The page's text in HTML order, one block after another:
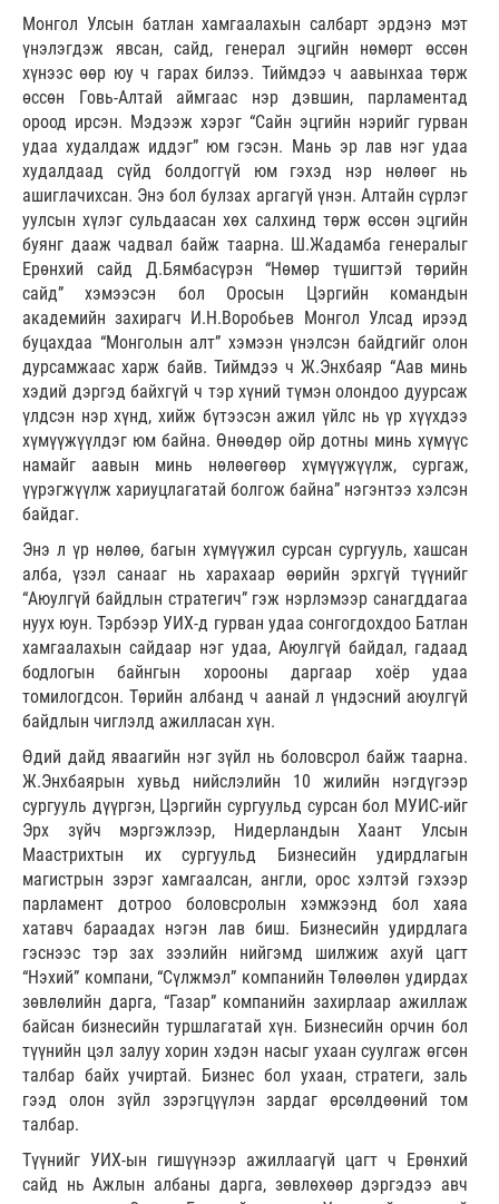
Монгол Улсын батлан хамгаалахын салбарт эрдэнэ мэт
үнэлэгдэж явсан, сайд, генерал эцгийн нөмөрт өссөн
хүнээс өөр юу ч гарах билээ. Тиймдээ ч аавынхаа төрж
өссөн Говь-Алтай аймгаас нэр дэвшин, парламентад
ороод ирсэн. Мэдээж хэрэг “Сайн эцгийн нэрийг гурван
удаа худалдаж иддэг” юм гэсэн. Мань эр лав нэг удаа
худалдаад сүйд болдоггүй юм гэхэд нэр нөлөөг нь
ашиглачихсан. Энэ бол булзах аргагүй үнэн. Алтайн сүрлэг
уулсын хүлэг сульдаасан хөх салхинд төрж өссөн эцгийн
буянг дааж чадвал байж таарна. Ш.Жадамба генералыг
Ерөнхий сайд Д.Бямбасүрэн “Нөмөр түшигтэй төрийн
сайд” хэмээсэн бол Оросын Цэргийн командын
академийн захирагч И.Н.Воробьев Монгол Улсад ирээд
буцахдаа “Монголын алт” хэмээн үнэлсэн байдгийг олон
дурсамжаас харж байв. Тиймдээ ч Ж.Энхбаяр “Аав минь
хэдий дэргэд байхгүй ч тэр хүний түмэн олондоо дуурсаж
үлдсэн нэр хүнд, хийж бүтээсэн ажил үйлс нь үр хүүхдээ
хүмүүжүүлдэг юм байна. Өнөөдөр ойр дотны минь хүмүүс
намайг аавын минь нөлөөгөөр хүмүүжүүлж, сургаж,
үүрэгжүүлж хариуцлагатай болгож байна” нэгэнтээ хэлсэн
байдаг.
Энэ л үр нөлөө, багын хүмүүжил сурсан сургууль, хашсан
алба, үзэл санааг нь харахаар өөрийн эрхгүй түүнийг
“Аюулгүй байдлын стратегич” гэж нэрлэмээр санагддагаа
нуух юун. Тэрбээр УИХ-д гурван удаа сонгогдохдоо Батлан
хамгаалахын сайдаар нэг удаа, Аюулгүй байдал, гадаад
бодлогын байнгын хорооны даргаар хоёр удаа
томилогдсон. Төрийн албанд ч аанай л үндэсний аюулгүй
байдлын чиглэлд ажилласан хүн.
Өдий дайд яваагийн нэг зүйл нь боловсрол байж таарна.
Ж.Энхбаярын хувьд нийслэлийн 10 жилийн нэгдүгээр
сургууль дүүргэн, Цэргийн сургуульд сурсан бол МУИС-ийг
Эрх зүйч мэргэжлээр, Нидерландын Хаант Улсын
Маастрихтын их сургуульд Бизнесийн удирдлагын
магистрын зэрэг хамгаалсан, англи, орос хэлтэй гэхээр
парламент дотроо боловсролын хэмжээнд бол хаяа
хатавч бараадах нэгэн лав биш. Бизнесийн удирдлага
гэснээс тэр зах зээлийн нийгэмд шилжиж ахуй цагт
“Нэхий” компани, “Сүлжмэл” компанийн Төлөөлөн удирдах
зөвлөлийн дарга, “Газар” компанийн захирлаар ажиллаж
байсан бизнесийн туршлагатай хүн. Бизнесийн орчин бол
түүнийн цэл залуу хорин хэдэн насыг ухаан суулгаж өгсөн
талбар байх учиртай. Бизнес бол ухаан, стратеги, заль
гээд олон зүйл зэрэгцүүлэн зардаг өрсөлдөөний том
талбар.
Түүнийг УИХ-ын гишүүнээр ажиллаагүй цагт ч Ерөнхий
сайд нь Ажлын албаны дарга, зөвлөхөөр дэргэдээ авч